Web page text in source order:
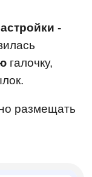
-
галочку,
размещать